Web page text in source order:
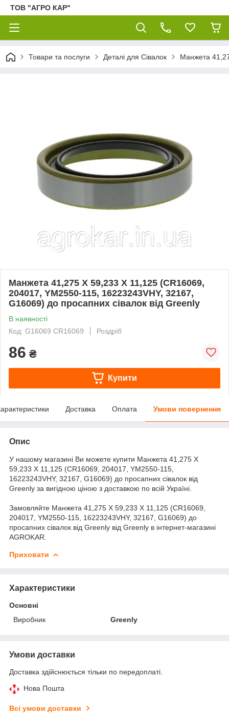
ТОВ "АГРО КАР"
Товари та послуги Деталі для Сівалок Манжета
Манжета 41,275 X 59,233 X 11,125 (CR16069,
204017, YM2550-115, 16223243VHY, 32167,
G16069) до просапних сівалок від Greenly
В наявності
Код: G16069 CR16069
Роздріб
86 ₴
Купити
Доставка Оплата Умови повернення
Опис
У нашому магазині Ви можете купити Манжета 41,275 X
59,233 X 11,125 (CR16069, 204017, YM2550-115,
16223243VHY, 32167, G16069) до просапних сівалок від
Greenly за вигідною ціною з доставкою по всій Україні.
Замовляйте Манжета 41,275 X 59,233 X 11,125 (CR16069,
204017, YM2550-115, 16223243VHY, 32167, G16069) до
просапних сівалок від Greenly від Greenly в інтернет-магазині
AGROKAR.
Приховати
Характеристики
Основні
Виробник
Greenly
Умови доставки
Доставка здійснюється тільки по передоплаті.
Нова Пошта
Всі умови доставки